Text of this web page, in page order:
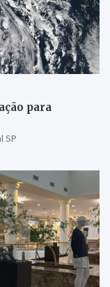
para
SP